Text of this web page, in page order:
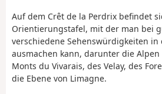
Auf dem Crêt de la Perdrix befindet
Orientierungstafel, mit der man bei
verschiedene Sehenswürdigkeiten in
ausmachen kann, darunter die
Monts du Vivarais, des Velay, des
die Ebene von Limagne.